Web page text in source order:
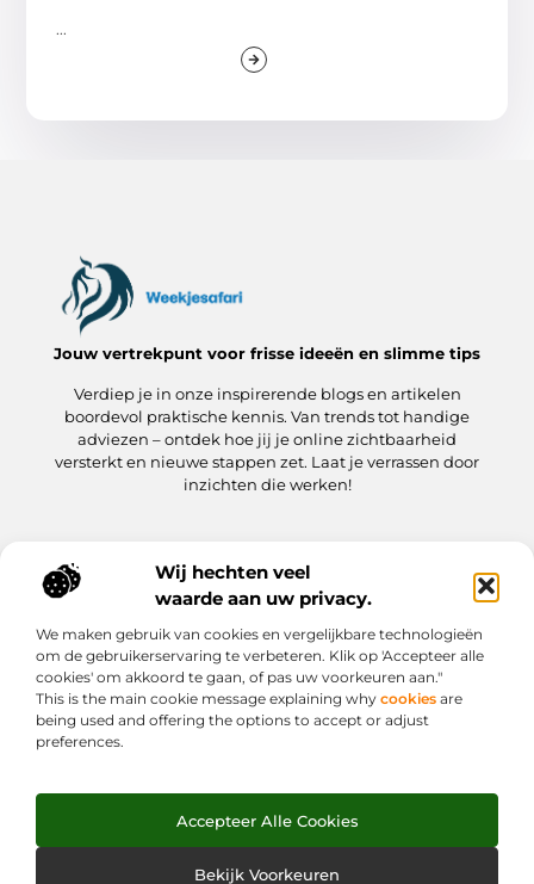
Wij hechten veel
waarde aan uw privacy.
We maken gebruik van cookies en vergelijkbare technologieën
om de gebruikerservaring te verbeteren. Klik op 'Accepteer alle
cookies' om akkoord te gaan, of pas uw voorkeuren aan."
This is the main cookie message explaining why cookies are
being used and offering the options to accept or adjust
preferences.
Accepteer Alle Cookies
Bekijk Voorkeuren
...
Jouw vertrekpunt voor frisse ideeën en slimme tips
Verdiep je in onze inspirerende blogs en artikelen
boordevol praktische kennis. Van trends tot handige
adviezen – ontdek hoe jij je online zichtbaarheid
versterkt en nieuwe stappen zet. Laat je verrassen door
inzichten die werken!
Onze informatie
Bericht categorie
Website index Cookiebeleid (EU)
@2025 www.weekjesafari.nl. All Right Reserved.